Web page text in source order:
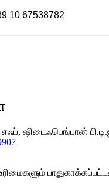
10 67538782
ஷிடைஃபெங்பான்